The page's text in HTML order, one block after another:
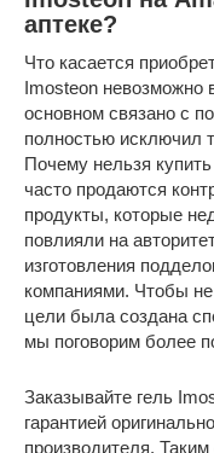
аптеке?
Что касается
Imosteon невозможно
основном связано с
полностью исключил
Почему нельзя
часто продаются
продукты, которые
повлияли на
изготовления
компаниями. Чтобы
цели была создана
мы поговорим более
Заказывайте гель
гарантией
производителя.